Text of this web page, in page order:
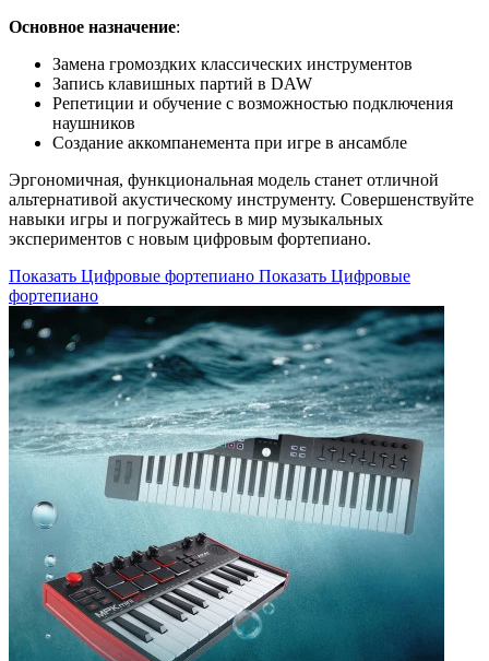
Основное назначение:
Замена громоздких классических инструментов
Запись клавишных партий в DAW
Репетиции и обучение с возможностью подключения
наушников
Создание аккомпанемента при игре в ансамбле
Эргономичная, функциональная модель станет отличной
альтернативой акустическому инструменту. Совершенствуйте
навыки игры и погружайтесь в мир музыкальных
экспериментов с новым цифровым фортепиано.
Показать Цифровые фортепиано Показать Цифровые
фортепиано